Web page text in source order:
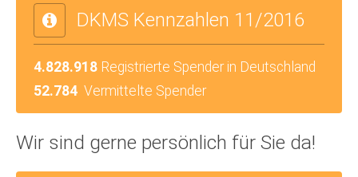
DKMS Kennzahlen 11/2016
4.828.918 Registrierte Spender in Deutschland
52.784 Vermittelte Spender
Wir sind gerne persönlich für Sie da!